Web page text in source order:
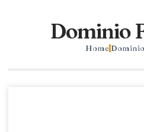
Dominio
Home